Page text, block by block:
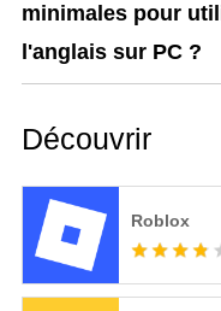
minimales pour
l'anglais sur PC ?
Découvrir
Roblox